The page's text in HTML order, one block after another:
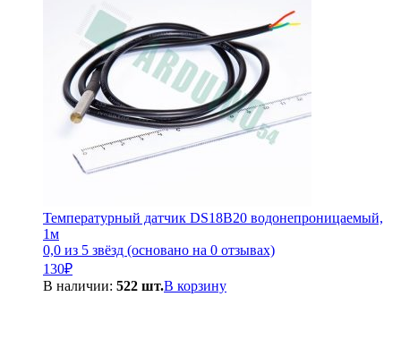
Температурный датчик DS18B20 водонепроницаемый,
1м
0,0 из 5 звёзд (основано на 0 отзывах)
130₽
В наличии: 522 шт.В корзину